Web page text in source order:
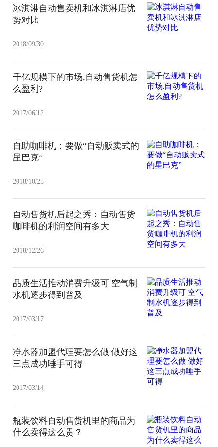
冰淇淋自动售卖机和冰淇淋店优
势对比
2018/09/30
千亿规模下的市场,自动售货机怎
么盈利?
2017/06/12
自助咖啡机：要做“自动贩卖式的
星巴克”
2018/10/25
自动售货机后起之秀：自动售货
咖啡机的利润空间有多大
2018/12/26
品质生活推动消费升级可 空气制
水机逐步得到普及
2017/03/17
净水器加盟代理要怎么做 做好这
三点成功唾手可得
2017/03/14
瓶装饮料自动售货机里的商品为
什么卖得这么贵？